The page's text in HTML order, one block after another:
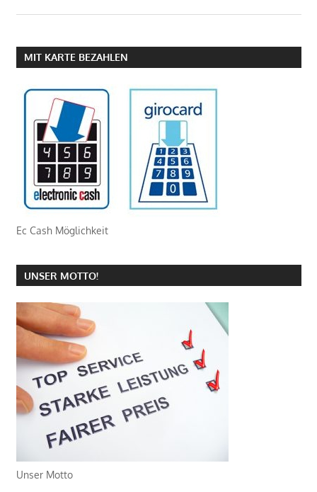
MIT KARTE BEZAHLEN
Ec Cash Möglichkeit
UNSER MOTTO!
Unser Motto